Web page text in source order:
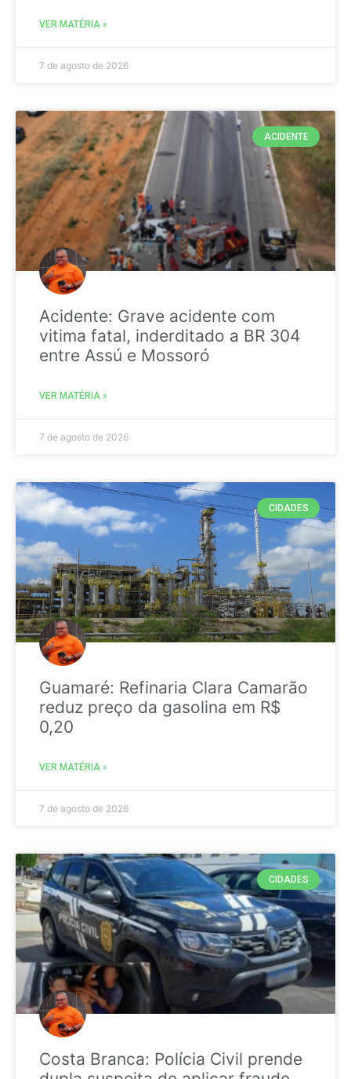
VER MATÉRIA »
7 de agosto de 2026
ACIDENTE
Acidente: Grave acidente com
vitima fatal, inderditado a BR 304
entre Assú e Mossoró
VER MATÉRIA »
7 de agosto de 2026
CIDADES
Guamaré: Refinaria Clara Camarão
reduz preço da gasolina em R$
0,20
VER MATÉRIA »
7 de agosto de 2026
CIDADES
Costa Branca: Polícia Civil prende